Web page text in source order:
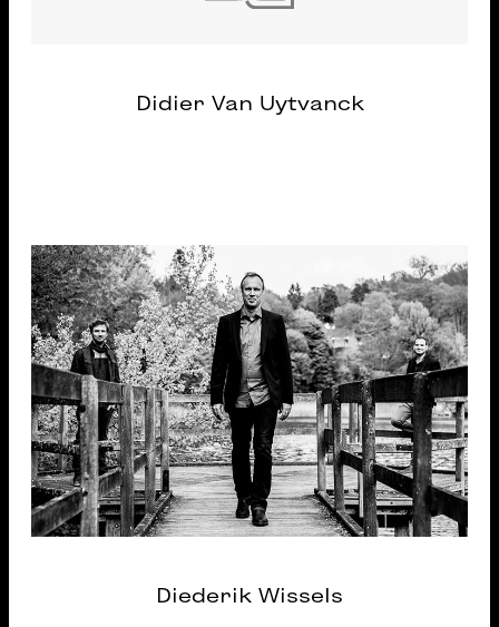
Didier Van Uytvanck
Diederik Wissels